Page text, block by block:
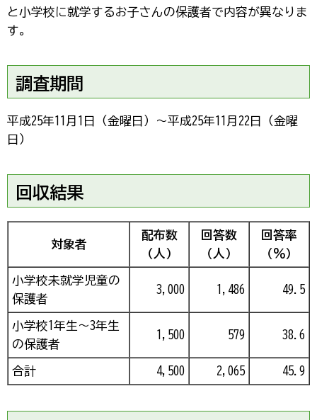
と小学校に就学するお子さんの保護者で内容が異なりま
す。
調査期間
平成25年11月1日（金曜日）～平成25年11月22日（金曜
日）
回収結果
対象者
配布数
（人）
回答数
（人）
回答率
（％）
小学校未就学児童の
保護者
3,000 1,486 49.5
小学校1年生～3年生
の保護者
1,500 579 38.6
合計 4,500 2,065 45.9